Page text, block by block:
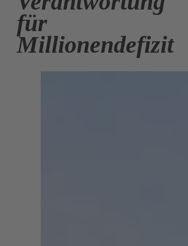
für
Millionendefizit